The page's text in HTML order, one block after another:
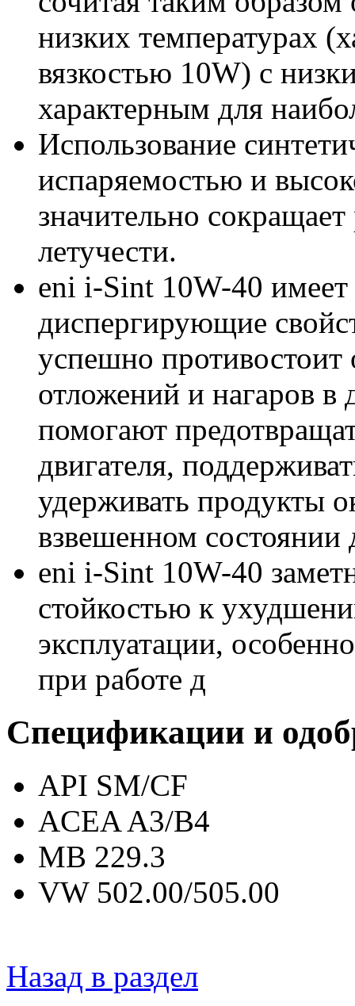
низких температурах
вязкостью 10W) с
характерным для
Использование
испаряемостью и
значительно
летучести.
eni i-Sint 10W-40
диспергирующие
успешно
отложений и нагаров в
помогают
двигателя,
удерживать продукты
взвешенном состоянии
eni i-Sint 10W-40
стойкостью к
эксплуатации,
при работе д
Спецификации и
API SM/CF
ACEA A3/B4
MB 229.3
VW 502.00/505.00
Назад в раздел